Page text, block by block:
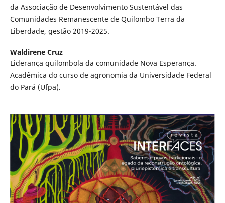
da Associação de Desenvolvimento Sustentável das
Comunidades Remanescente de Quilombo Terra da
Liberdade, gestão 2019-2025.
Waldirene Cruz
Liderança quilombola da comunidade Nova Esperança.
Acadêmica do curso de agronomia da Universidade Federal
do Pará (Ufpa).